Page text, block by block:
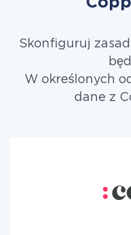
Skonfiguruj
W określonych
dane z